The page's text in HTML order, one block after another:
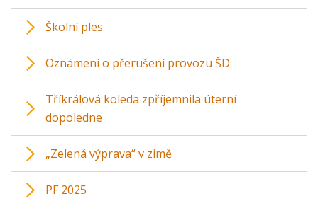
Školní ples
Oznámení o přerušení provozu ŠD
Tříkrálová koleda zpříjemnila úterní
dopoledne
„Zelená výprava“ v zimě
PF 2025